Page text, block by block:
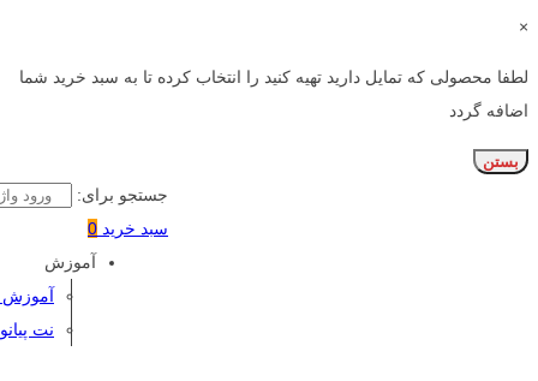
×
لطفا محصولی که تمایل دارید تهیه کنید را انتخاب کرده تا به سبد خرید شما
اضافه گردد
بستن
جستجو برای:
سبد خرید 0
آموزش
آموزش
نت پیانو